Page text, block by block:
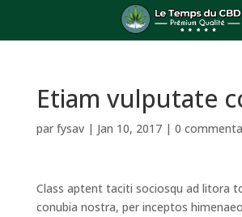
Etiam vulputate
par fysav| Jan 10, 2017| 0
Class aptent taciti sociosqu ad litora
conubia nostra, per inceptos